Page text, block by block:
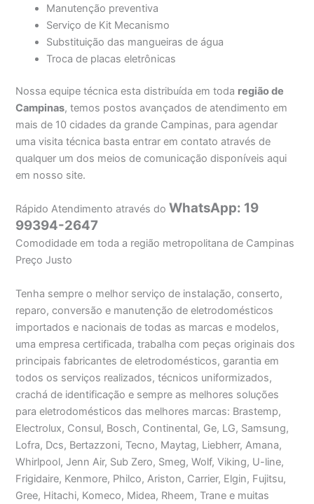
Manutenção preventiva
Serviço de Kit Mecanismo
Substituição das mangueiras de água
Troca de placas eletrônicas
Nossa equipe técnica esta distribuída em toda região de
Campinas, temos postos avançados de atendimento em
mais de 10 cidades da grande Campinas, para agendar
uma visita técnica basta entrar em contato através de
qualquer um dos meios de comunicação disponíveis aqui
em nosso site.
Rápido Atendimento através do WhatsApp: 19
99394-2647
Comodidade em toda a região metropolitana de Campinas
Preço Justo
Tenha sempre o melhor serviço de instalação, conserto,
reparo, conversão e manutenção de eletrodomésticos
importados e nacionais de todas as marcas e modelos,
uma empresa certificada, trabalha com peças originais dos
principais fabricantes de eletrodomésticos, garantia em
todos os serviços realizados, técnicos uniformizados,
crachá de identificação e sempre as melhores soluções
para eletrodomésticos das melhores marcas: Brastemp,
Electrolux, Consul, Bosch, Continental, Ge, LG, Samsung,
Lofra, Dcs, Bertazzoni, Tecno, Maytag, Liebherr, Amana,
Whirlpool, Jenn Air, Sub Zero, Smeg, Wolf, Viking, U-line,
Frigidaire, Kenmore, Philco, Ariston, Carrier, Elgin, Fujitsu,
Gree, Hitachi, Komeco, Midea, Rheem, Trane e muitas